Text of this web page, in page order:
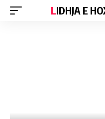
LIDHJA E